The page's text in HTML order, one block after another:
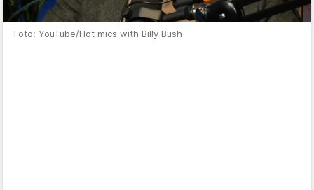
Foto: YouTube/Hot mics with Billy Bush